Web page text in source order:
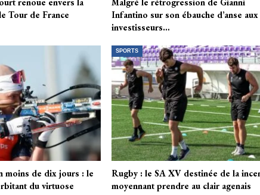
Tour de France
Infantino sur son ébauche d’anse aux
investisseurs…
moins de dix jours : le
du virtuose
SPORTS
Rugby : le SA XV destinée de la
moyennant prendre au clair agenais